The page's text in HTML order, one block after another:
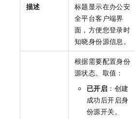
描述
标题显示在办公安
全平台客户端界
面，方便您登录时
知晓身份源信息。
根据需要配置身份
源状态。取值：
已开启 ：创建
成功后开启身
份源开关。